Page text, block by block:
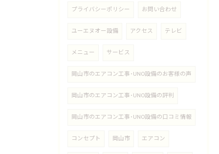
プライバシーポリシー お問い合わせ
ユーエヌオー設備 アクセス テレビ
メニュー サービス
岡山市のエアコン工事･UNO設備のお客様の声
岡山市のエアコン工事･UNO設備の評判
岡山市のエアコン工事･UNO設備の口コミ情報
コンセプト 岡山市 エアコン